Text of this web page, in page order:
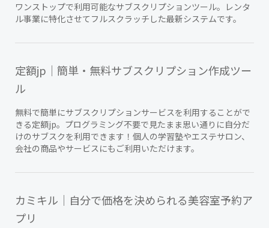
ワンストップで利用可能なサブスクリプションツール。レンタ
ル事業に特化させてフルスクラッチした最新システムです。
定額jp｜簡単・無料サブスクリプション作成ツー
ル
無料で簡単にサブスクリプションサービスを利用することがで
きる定額jp。プログラミング不要で見たまま思い通りに自分だ
けのサブスクを利用できます！個人の学習塾やエステサロン、
会社の商品やサービスにもご利用いただけます。
カミキル｜自分で価格を決められる美容室予約ア
プリ